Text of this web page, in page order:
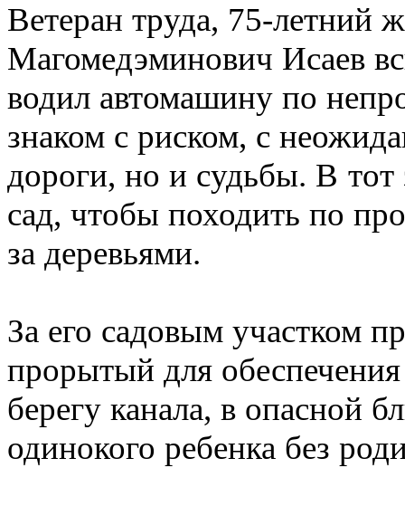
Ветеран труда, 75-летний
Магомедэминович Исаев
водил автомашину по
знаком с риском, с
дороги, но и судьбы. В
сад, чтобы походить по
за деревьями.
За его садовым участком
прорытый для
берегу канала, в опасной
одинокого ребенка без